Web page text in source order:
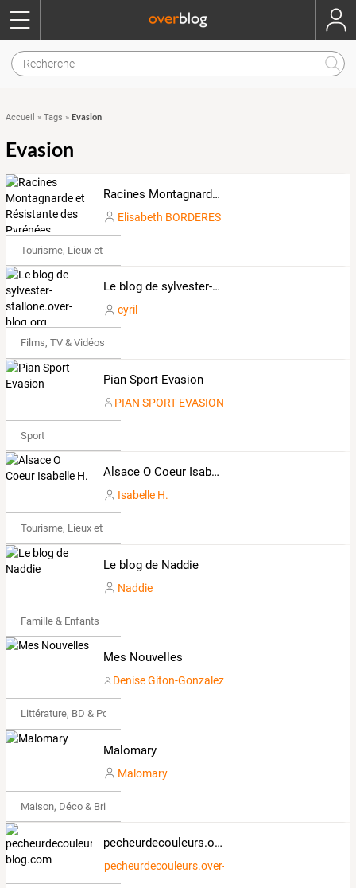
Accueil » Tags » Evasion
Evasion
Racines Montagnarde et Résistante des Pyrénées
Elisabeth BORDERES
Tourisme, Lieux et Événements
Le blog de sylvester-stallone.over-blog.org
cyril
Films, TV & Vidéos
Pian Sport Evasion
PIAN SPORT EVASION
Sport
Alsace O Coeur Isabelle H.
Isabelle H.
Tourisme, Lieux et Événements
Le blog de Naddie
Naddie
Famille & Enfants
Mes Nouvelles
Denise Giton-Gonzalez
Littérature, BD & Poésie
Malomary
Malomary
Maison, Déco & Bricolage
pecheurdecouleurs.over-blog.com
pecheurdecouleurs.over-blog.com